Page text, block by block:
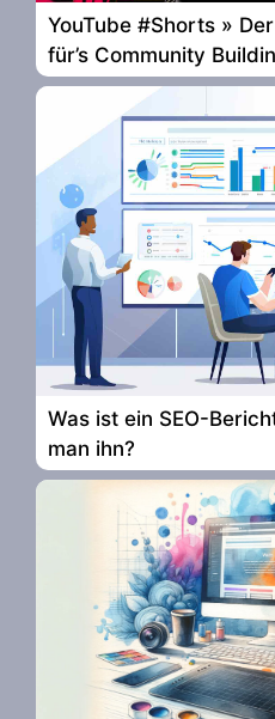
YouTube #Shorts »
für’s Community
Was ist ein SEO-
man ihn?